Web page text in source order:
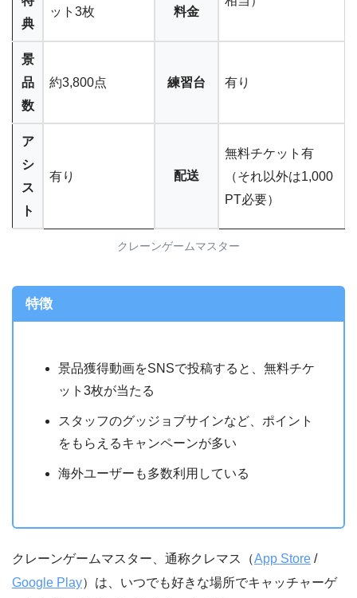
典
ット3枚
料金
景
品
数
約3,800点 練習台 有り
ア
シ
ス
ト
有り 配送
無料チケット有
（それ以外は1,000
PT必要）
クレーンゲームマスター
特徴
景品獲得動画をSNSで投稿すると、無料チケ
ット3枚が当たる
スタッフのグッジョブサインなど、ポイント
をもらえるキャンペーンが多い
海外ユーザーも多数利用している
クレーンゲームマスター、通称クレマス（App Store /
Google Play）は、いつでも好きな場所でキャッチャーゲ